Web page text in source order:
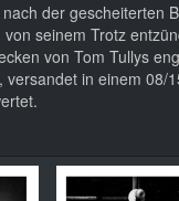
der gescheiterten
seinem Trotz
von Tom Tullys
in einem